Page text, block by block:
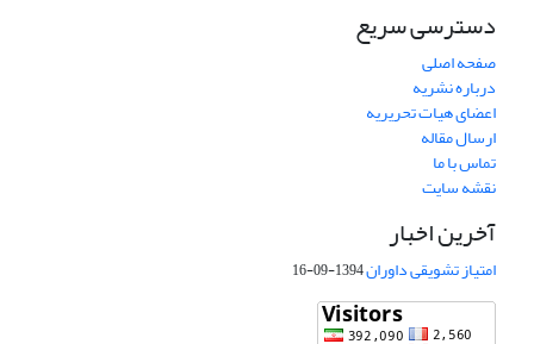
دسترسی سریع
صفحه اصلی
درباره نشریه
اعضای هیات تحریریه
ارسال مقاله
تماس با ما
نقشه سایت
آخرین اخبار
امتیاز تشویقی داوران1394-09-16